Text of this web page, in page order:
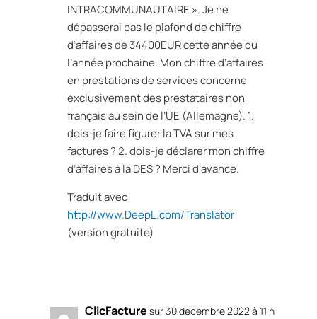
INTRACOMMUNAUTAIRE ». Je ne
dépasserai pas le plafond de chiffre
d’affaires de 34400EUR cette année ou
l’année prochaine. Mon chiffre d’affaires
en prestations de services concerne
exclusivement des prestataires non
français au sein de l’UE (Allemagne). 1.
dois-je faire figurer la TVA sur mes
factures ? 2. dois-je déclarer mon chiffre
d’affaires à la DES ? Merci d’avance.
Traduit avec
http://www.DeepL.com/Translator
(version gratuite)
ClicFacture sur 30 décembre 2022 à 11 h